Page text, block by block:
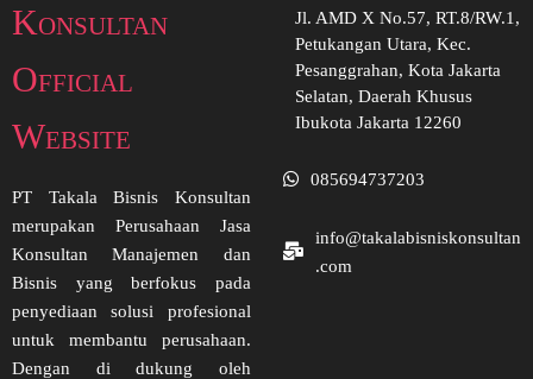
Konsultan
Official
Website
PT Takala Bisnis Konsultan
merupakan Perusahaan Jasa
Konsultan Manajemen dan
Bisnis yang berfokus pada
penyediaan solusi profesional
untuk membantu perusahaan.
Dengan di dukung oleh
Jl. AMD X No.57, RT.8/RW.1,
Petukangan Utara, Kec.
Pesanggrahan, Kota Jakarta
Selatan, Daerah Khusus
Ibukota Jakarta 12260
085694737203
info@takalabisniskonsultan
.com